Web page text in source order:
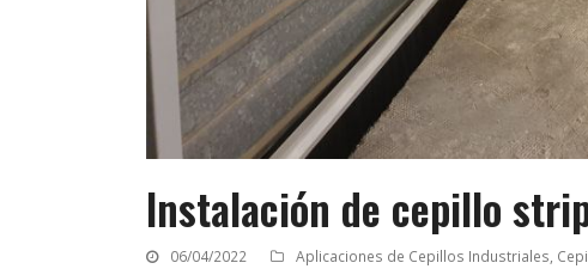
Instalación de cepillo
06/04/2022 Aplicaciones de Cepillos Industriales,